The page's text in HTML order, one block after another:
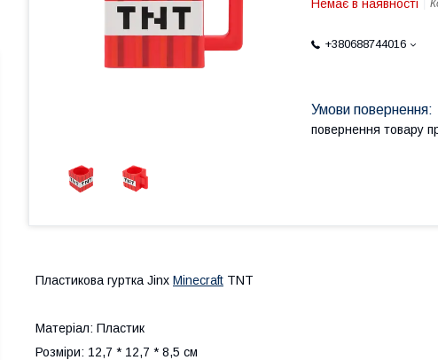
Немає в наявності
+380688744016
повернення товару
Пластикова гуртка Jinx Minecraft TNT
Матеріал: Пластик
Розміри: 12,7 * 12,7 * 8,5 см